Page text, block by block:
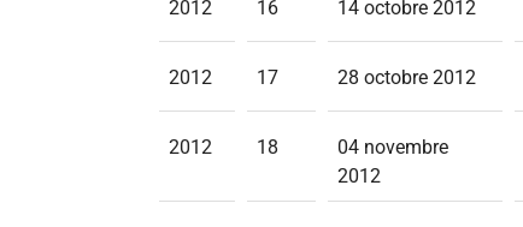
2012 16 14 octobre 2012
2012 17 28 octobre 2012
2012 18
04 novembre
2012